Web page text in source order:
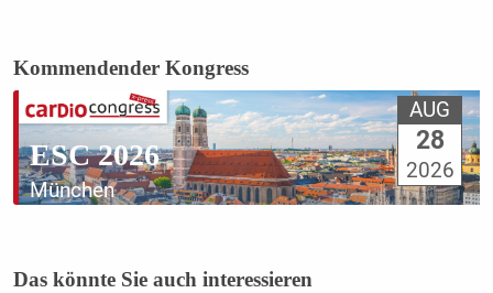
Kommendender Kongress
ESC 2026
München
AUG
28
2026
Das könnte Sie auch interessieren